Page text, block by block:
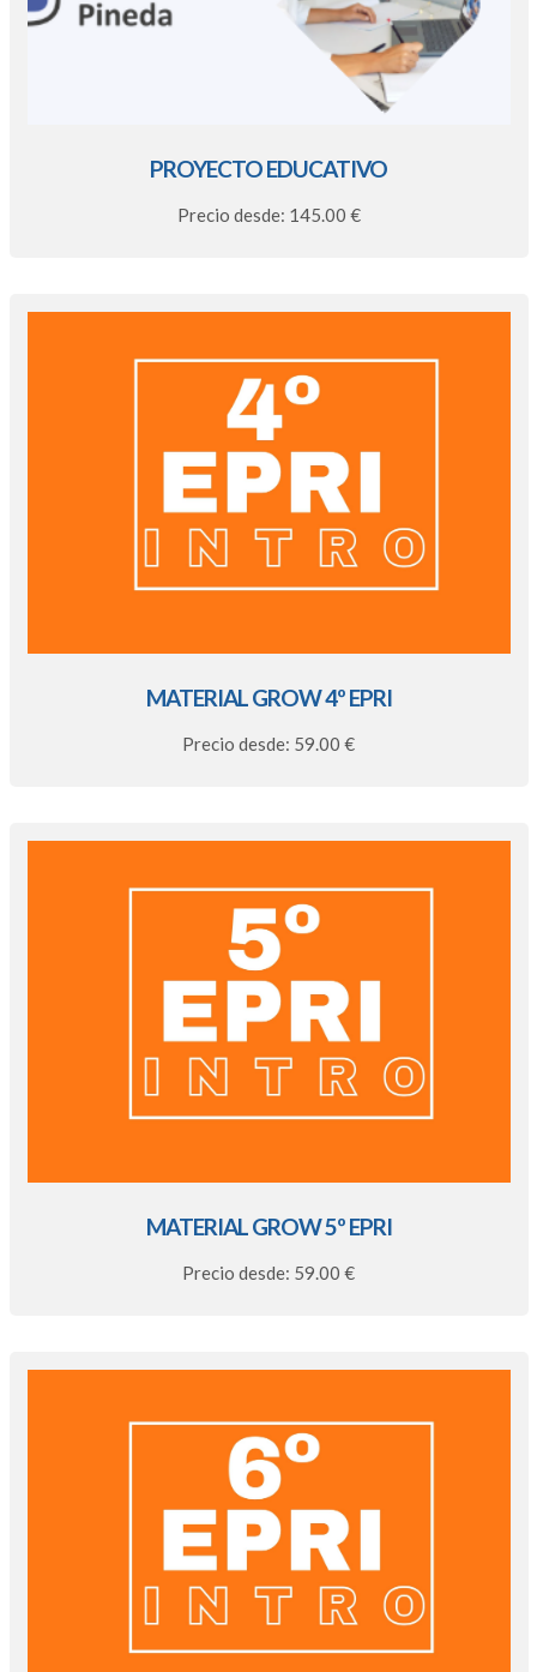
PROYECTO EDUCATIVO
Precio desde: 145.00 €
MATERIAL GROW 4º EPRI
Precio desde: 59.00 €
MATERIAL GROW 5º EPRI
Precio desde: 59.00 €